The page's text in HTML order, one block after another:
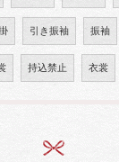
引き振袖 振袖
持込禁止 衣裳